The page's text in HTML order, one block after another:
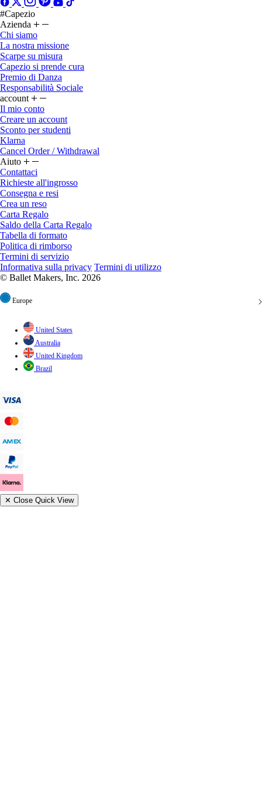
#Capezio
Azienda
Chi siamo
La nostra missione
Scarpe su misura
Capezio si prende cura
Premio di Danza
Responsabilità Sociale
account
Il mio conto
Creare un account
Sconto per studenti
Klarna
Cancel Order / Withdrawal
Aiuto
Contattaci
Richieste all'ingrosso
Consegna e resi
Crea un reso
Carta Regalo
Saldo della Carta Regalo
Tabella di formato
Politica di rimborso
Termini di servizio
Informativa sulla privacy Termini di utilizzo
© Ballet Makers, Inc. 2026
Europe
United States
Australia
United Kingdom
Brazil
✕ Close Quick View